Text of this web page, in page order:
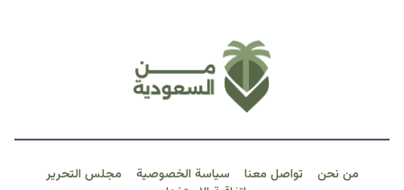
من نحن تواصل معنا سياسة الخصوصية
مجلس التحرير